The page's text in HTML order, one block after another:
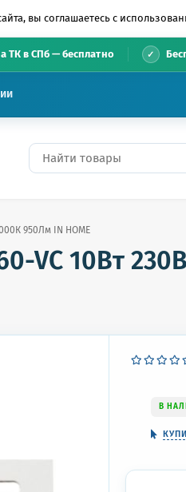
вы соглашаетесь с
ТК в СПб — бесплатно
950Лм IN HOME
VC 10Вт
В